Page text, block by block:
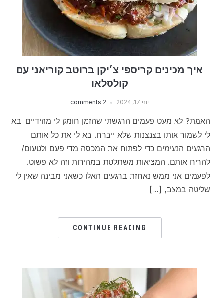
איך מכינים קריספי צ׳יקן ברוטב קוריאני עם
קולסלאו
יוני 17, 2024 2 comments
האמת? לא מעט פעמים הרגשתי שהזמן חומק לי מהידיים ובא
לי לשמור אותו בצנצנות שלא ייברח. בא לי את כל אותם
הרגעים הנעימים כדי לפתוח את המכסה מדי פעם ולטעום/
להריח אותם. המציאות משתלטת במהירות וזה לא פשוט.
לפעמים אני ממש נאחזת ברגעים האלו כשאני מבינה שאין לי
שליטה במצב, […]
CONTINUE READING